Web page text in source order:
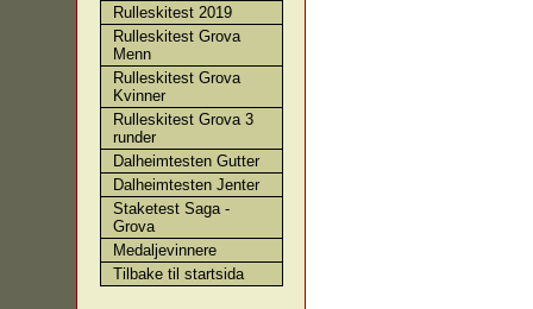
Rulleskitest 2019
Rulleskitest Grova
Menn
Rulleskitest Grova
Kvinner
Rulleskitest Grova 3
runder
Dalheimtesten Gutter
Dalheimtesten Jenter
Staketest Saga -
Grova
Medaljevinnere
Tilbake til startsida